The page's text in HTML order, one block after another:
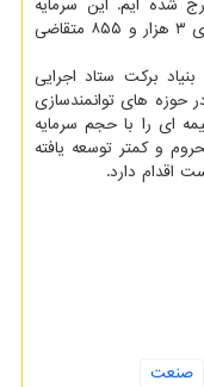
رسیدن، از ۹ بنگاه خارج شده ایم. این سرمایه
گذاری و مشارکت اقتصادی، ایجاد اشتغال برای ۳ هزار و ۸۵۵ متقاضی
بنیاد برکت ستاد اجرایی
چهار هزار و ۳۱ طرح در حوزه های توانمندسازی
ای را با حجم سرمایه
مناطق محروم و کمتر توسعه یافته
اقدام دارد.
صنعت